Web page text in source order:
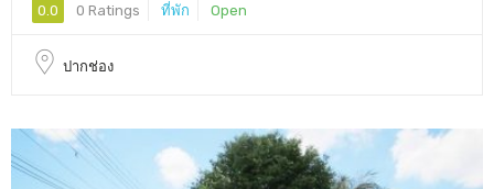
0.0 0 Ratings ที่พัก Open
ปากช่อง